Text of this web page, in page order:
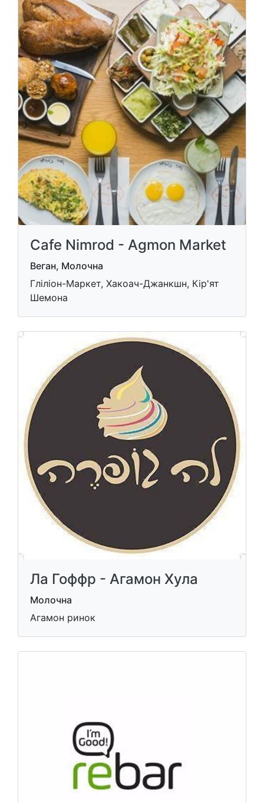
Cafe Nimrod - Agmon Market
Веган, Молочна
Гліліон-Маркет, Хакоач-Джанкшн, Кір'ят
Шемона
Ла Гоффр - Агамон Хула
Молочна
Агамон ринок